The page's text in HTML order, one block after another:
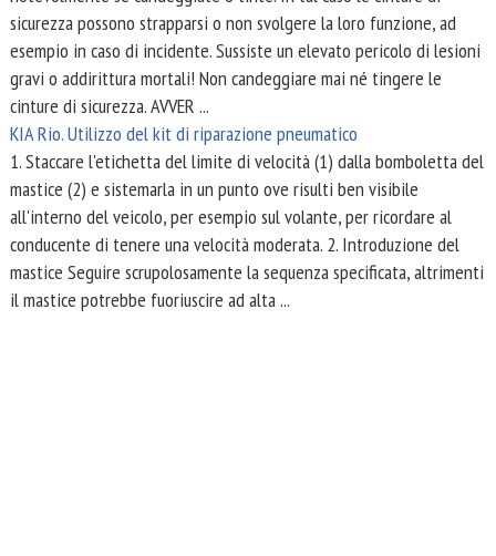
sicurezza possono strapparsi o non svolgere la loro funzione, ad
esempio in caso di incidente. Sussiste un elevato pericolo di lesioni
gravi o addirittura mortali! Non candeggiare mai né tingere le
cinture di sicurezza. AVVER ...
KIA Rio. Utilizzo del kit di riparazione pneumatico
1. Staccare l'etichetta del limite di velocità (1) dalla bomboletta del
mastice (2) e sistemarla in un punto ove risulti ben visibile
all'interno del veicolo, per esempio sul volante, per ricordare al
conducente di tenere una velocità moderata. 2. Introduzione del
mastice Seguire scrupolosamente la sequenza specificata, altrimenti
il mastice potrebbe fuoriuscire ad alta ...